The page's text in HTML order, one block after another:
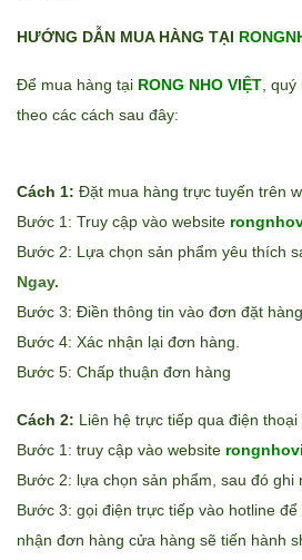
HƯỚNG DẪN MUA HÀNG TẠI
Để mua hàng tại RONG NHO VIỆT ,
theo các cách sau đây:
Cách 1: Đặt mua hàng trực tuyến trên
Bước 1: Truy cập vào website
Bước 2: Lựa chọn sản phẩm yêu thích
Ngay.
Bước 3: Điền thông tin vào đơn đặt
Bước 4: Xác nhận lại đơn hàng.
Bước 5: Chấp thuận đơn hàng
Cách 2: Liên hệ trực tiếp qua điện thoại
Bước 1: truy cập vào website
Bước 2: lựa chọn sản phẩm, sau đó ghi
Bước 3: gọi điện trực tiếp vào hotline
nhận đơn hàng cửa hàng sẽ tiến hành